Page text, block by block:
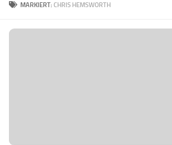
MARKIERT:CHRIS HEMSWORTH